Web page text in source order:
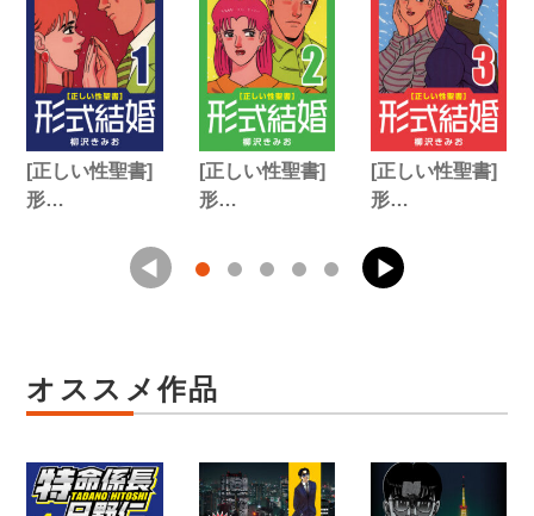
[正しい性聖書]
形…
[正しい性聖書]
形…
[正しい性聖書]
形…
オススメ作品